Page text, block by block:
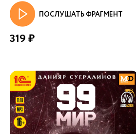
ПОСЛУШАТЬ ФРАГМЕНТ
319 ₽